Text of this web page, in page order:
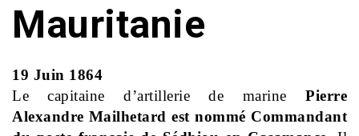
Mauritanie
19 Juin 1864
Le capitaine d’artillerie de marine Pierre
Alexandre Mailhetard est nommé Commandant